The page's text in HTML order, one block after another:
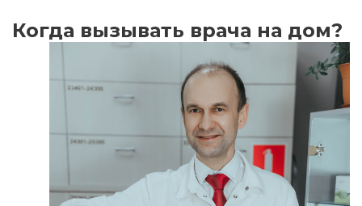
Когда вызывать врача на дом?